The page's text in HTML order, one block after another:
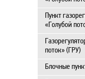
Пункт
«Голубой
поток» (ГРУ)
Блочные